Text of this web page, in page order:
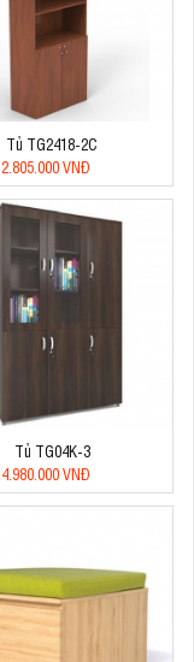
Tủ TG2418-2C
2.805.000 VNĐ
Tủ TG04K-3
4.980.000 VNĐ